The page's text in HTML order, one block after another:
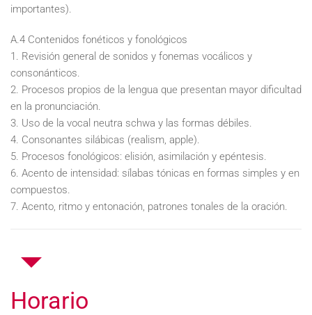
importantes).
A.4 Contenidos fonéticos y fonológicos
1. Revisión general de sonidos y fonemas vocálicos y
consonánticos.
2. Procesos propios de la lengua que presentan mayor dificultad
en la pronunciación.
3. Uso de la vocal neutra schwa y las formas débiles.
4. Consonantes silábicas (realism, apple).
5. Procesos fonológicos: elisión, asimilación y epéntesis.
6. Acento de intensidad: sílabas tónicas en formas simples y en
compuestos.
7. Acento, ritmo y entonación, patrones tonales de la oración.
Horario